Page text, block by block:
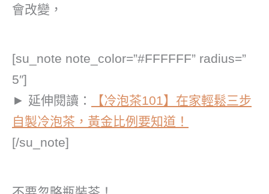
會改變，
[su_note note_color=”#FFFFFF” radius=”
5″]
► 延伸閱讀：
【冷泡茶101】在家輕鬆三步
自製冷泡茶，黃金比例要知道！
[/su_note]